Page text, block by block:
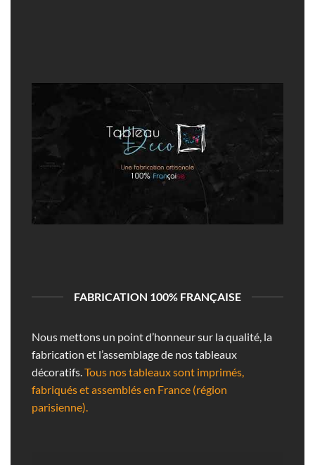
FABRICATION 100% FRANÇAISE
Nous mettons un point d’honneur sur la qualité, la
fabrication et l’assemblage de nos tableaux
décoratifs.Tous nos tableaux sont imprimés,
fabriqués et assemblés en France (région
parisienne).